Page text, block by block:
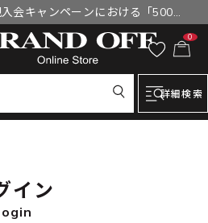
会キャンペーンにおける「500円
付与漏れと補填について
0
詳細検索
イン